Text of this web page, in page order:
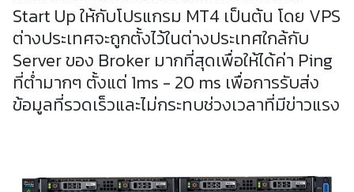
Start Up ให้กับโปรแกรม MT4 เป็นต้น โดย VPS
ต่างประเทศจะถูกตั้งไว้ในต่างประเทศใกล้กับ
Server ของ Broker มากที่สุดเพื่อให้ได้ค่า Ping
ที่ต่ำมากๆ ตั้งแต่ 1ms - 20 ms เพื่อการรับส่ง
ข้อมูลที่รวดเร็วและไม่กระทบช่วงเวลาที่มีข่าวแรง